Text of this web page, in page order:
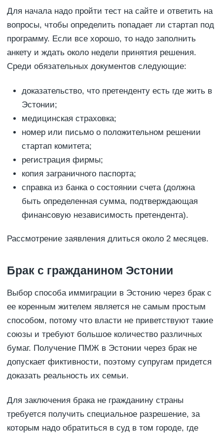
Для начала надо пройти тест на сайте и ответить на
вопросы, чтобы определить попадает ли стартап под
программу. Если все хорошо, то надо заполнить
анкету и ждать около недели принятия решения.
Среди обязательных документов следующие:
доказательство, что претенденту есть где жить в
Эстонии;
медицинская страховка;
номер или письмо о положительном решении
стартап комитета;
регистрация фирмы;
копия заграничного паспорта;
справка из банка о состоянии счета (должна
быть определенная сумма, подтверждающая
финансовую независимость претендента).
Рассмотрение заявления длиться около 2 месяцев.
Брак с гражданином Эстонии
Выбор способа иммиграции в Эстонию через брак с
ее коренным жителем является не самым простым
способом, потому что власти не приветствуют такие
союзы и требуют большое количество различных
бумаг. Получение ПМЖ в Эстонии через брак не
допускает фиктивности, поэтому супругам придется
доказать реальность их семьи.
Для заключения брака не гражданину страны
требуется получить специальное разрешение, за
которым надо обратиться в суд в том городе, где